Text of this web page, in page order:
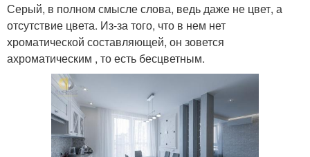
Серый, в полном смысле слова, ведь даже не цвет, а
отсутствие цвета. Из-за того, что в нем нет
хроматической составляющей, он зовется
ахроматическим , то есть бесцветным.